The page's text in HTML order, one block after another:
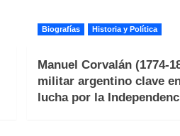
Biografías Historia y Política
Manuel Corvalán (1774-
militar argentino clave
lucha por la